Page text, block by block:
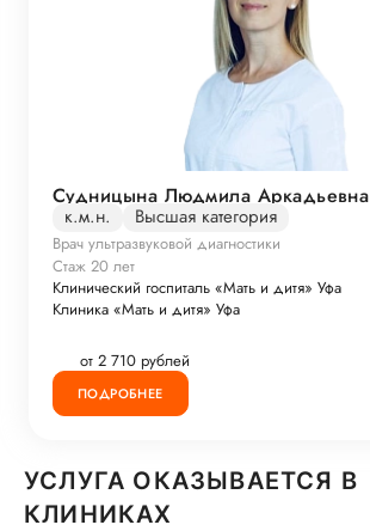
Судницына Людмила Аркадьевна
к.м.н. Высшая категория
Врач ультразвуковой диагностики
Стаж 20 лет
Клинический госпиталь «Мать и дитя» Уфа
Клиника «Мать и дитя» Уфа
от 2 710 рублей
ПОДРОБНЕЕ
УСЛУГА ОКАЗЫВАЕТСЯ В
КЛИНИКАХ